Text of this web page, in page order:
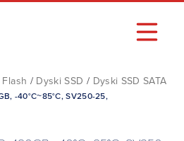
/ Dyski SSD / Dyski SSD SATA
-40°C~85°C, SV250-25,